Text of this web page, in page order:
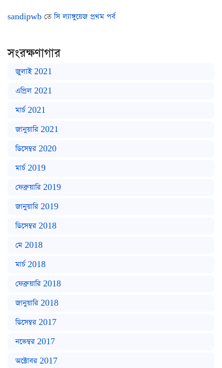
sandipwb তেসি ল্যাঙ্গুয়েজ প্রথম পর্ব
সংরক্ষণাগার
জুলাই 2021
এপ্রিল 2021
মার্চ 2021
জানুয়ারি 2021
ডিসেম্বর 2020
মার্চ 2019
ফেব্রুয়ারি 2019
জানুয়ারি 2019
ডিসেম্বর 2018
মে 2018
মার্চ 2018
ফেব্রুয়ারি 2018
জানুয়ারি 2018
ডিসেম্বর 2017
নভেম্বর 2017
অক্টোবর 2017